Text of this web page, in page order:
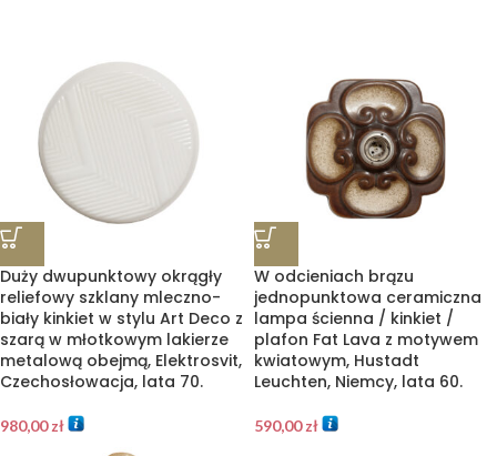
Duży dwupunktowy okrągły
reliefowy szklany mleczno-
biały kinkiet w stylu Art Deco z
szarą w młotkowym lakierze
metalową obejmą, Elektrosvit,
Czechosłowacja, lata 70.
980,00zł
W odcieniach brązu
jednopunktowa ceramiczna
lampa ścienna / kinkiet /
plafon Fat Lava z motywem
kwiatowym, Hustadt
Leuchten, Niemcy, lata 60.
590,00zł